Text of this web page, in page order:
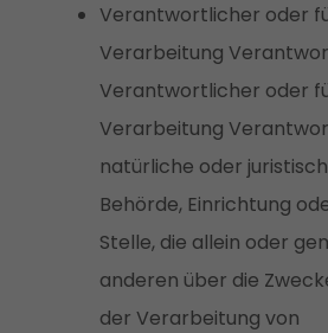
Verantwortlicher oder
Verarbeitung
Verantwortlicher oder
Verarbeitung
natürliche oder
Behörde, Einrichtung
Stelle, die allein oder
anderen über die
der Verarbeitung von